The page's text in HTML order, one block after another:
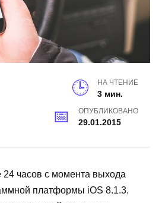
НА ЧТЕНИЕ
3 мин.
ОПУБЛИКОВАНО
29.01.2015
часов с момента выхода
платформы iOS 8.1.3.